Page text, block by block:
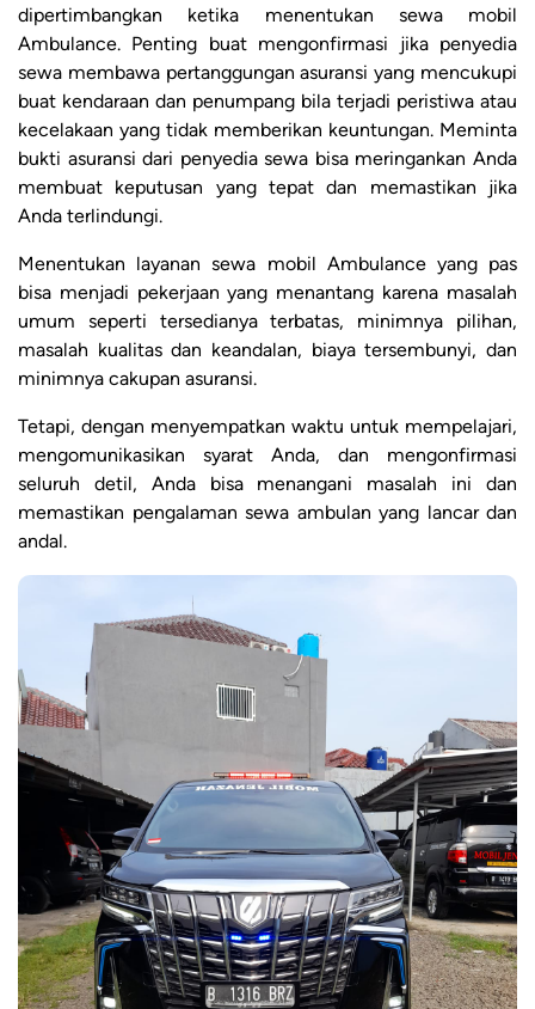
dipertimbangkan ketika menentukan sewa mobil
Ambulance. Penting buat mengonfirmasi jika penyedia
sewa membawa pertanggungan asuransi yang mencukupi
buat kendaraan dan penumpang bila terjadi peristiwa atau
kecelakaan yang tidak memberikan keuntungan. Meminta
bukti asuransi dari penyedia sewa bisa meringankan Anda
membuat keputusan yang tepat dan memastikan jika
Anda terlindungi.
Menentukan layanan sewa mobil Ambulance yang pas
bisa menjadi pekerjaan yang menantang karena masalah
umum seperti tersedianya terbatas, minimnya pilihan,
masalah kualitas dan keandalan, biaya tersembunyi, dan
minimnya cakupan asuransi.
Tetapi, dengan menyempatkan waktu untuk mempelajari,
mengomunikasikan syarat Anda, dan mengonfirmasi
seluruh detil, Anda bisa menangani masalah ini dan
memastikan pengalaman sewa ambulan yang lancar dan
andal.